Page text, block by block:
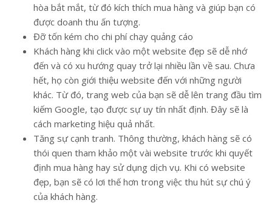
hòa bắt mắt, từ đó kích thích mua hàng và giúp bạn có
được doanh thu ấn tượng.
Đỡ tốn kém cho chi phí chạy quảng cáo
Khách hàng khi click vào một website đẹp sẽ dễ nhớ
đến và có xu hướng quay trở lại nhiều lần về sau. Chưa
hết, họ còn giới thiệu website đến với những người
khác. Từ đó, trang web của bạn sẽ dễ lên trang đầu tìm
kiếm Google, tạo được sự uy tín nhất định. Đây sẽ là
cách marketing hiệu quả nhất.
Tăng sự cạnh tranh. Thông thường, khách hàng sẽ có
thói quen tham khảo một vài website trước khi quyết
định mua hàng hay sử dụng dịch vụ. Khi có website
đẹp, bạn sẽ có lơi thế hơn trong việc thu hút sự chú ý
của khách hàng.